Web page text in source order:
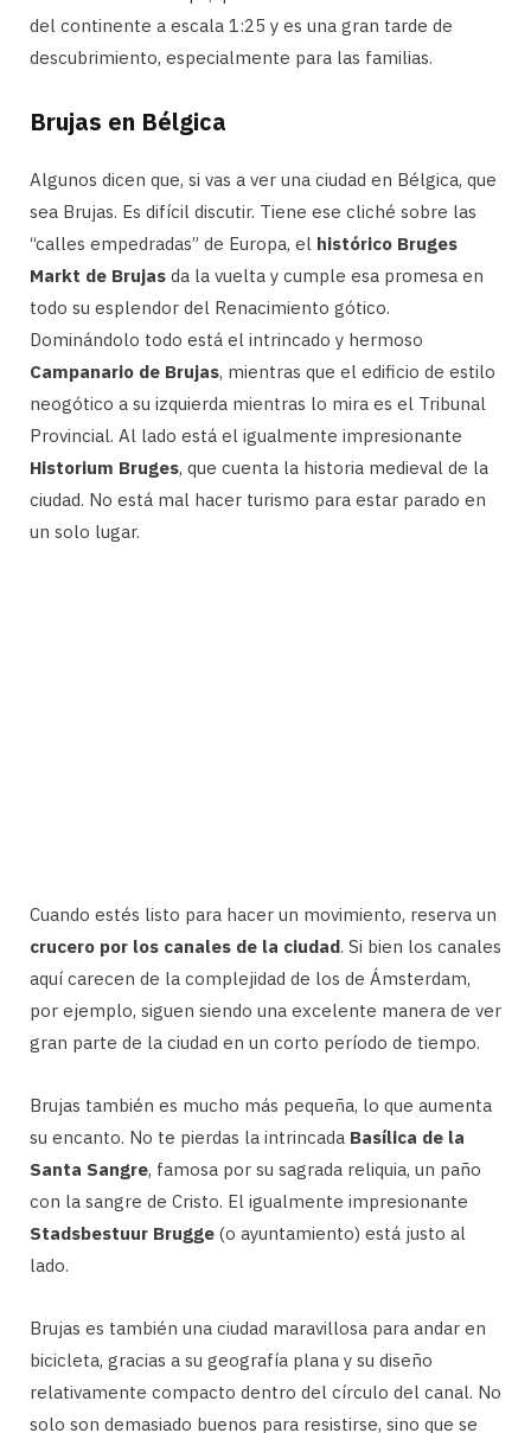
del continente a escala 1:25 y es una gran tarde de
descubrimiento, especialmente para las familias.
Brujas en Bélgica
Algunos dicen que, si vas a ver una ciudad en Bélgica, que
sea Brujas. Es difícil discutir. Tiene ese cliché sobre las
“calles empedradas” de Europa, el histórico Bruges
Markt de Brujas da la vuelta y cumple esa promesa en
todo su esplendor del Renacimiento gótico.
Dominándolo todo está el intrincado y hermoso
Campanario de Brujas, mientras que el edificio de estilo
neogótico a su izquierda mientras lo mira es el Tribunal
Provincial. Al lado está el igualmente impresionante
Historium Bruges, que cuenta la historia medieval de la
ciudad. No está mal hacer turismo para estar parado en
un solo lugar.
Cuando estés listo para hacer un movimiento, reserva un
crucero por los canales de la ciudad. Si bien los canales
aquí carecen de la complejidad de los de Ámsterdam,
por ejemplo, siguen siendo una excelente manera de ver
gran parte de la ciudad en un corto período de tiempo.
Brujas también es mucho más pequeña, lo que aumenta
su encanto. No te pierdas la intrincada Basílica de la
Santa Sangre, famosa por su sagrada reliquia, un paño
con la sangre de Cristo. El igualmente impresionante
Stadsbestuur Brugge (o ayuntamiento) está justo al
lado.
Brujas es también una ciudad maravillosa para andar en
bicicleta, gracias a su geografía plana y su diseño
relativamente compacto dentro del círculo del canal. No
solo son demasiado buenos para resistirse, sino que se